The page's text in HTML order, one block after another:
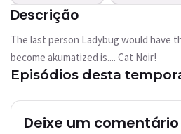
disponível
Tentar novamente
Descrição
The last person Ladybug would have
become akumatized is.... Cat Noir!
Episódios desta
Deixe um comentário